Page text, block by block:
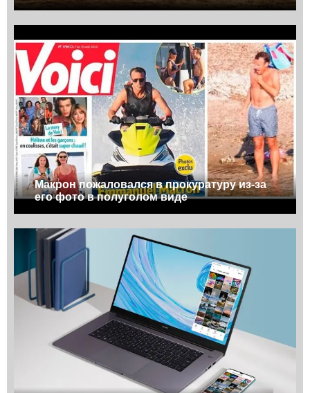
Макрон пожаловался в прокуратуру из-за
его фото в полуголом виде